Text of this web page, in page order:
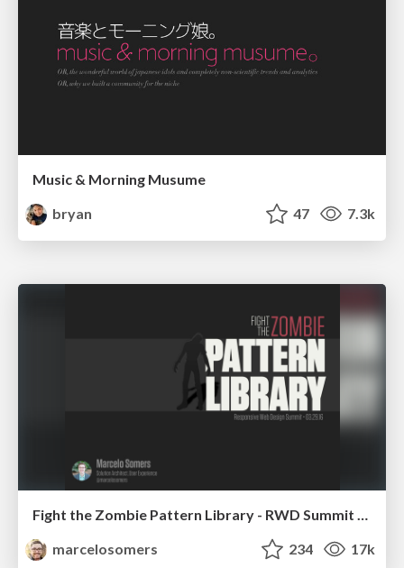
Music & Morning Musume
bryan
47 7.3k
Fight the Zombie Pattern Library - RWD Summit 2016
marcelosomers
234 17k